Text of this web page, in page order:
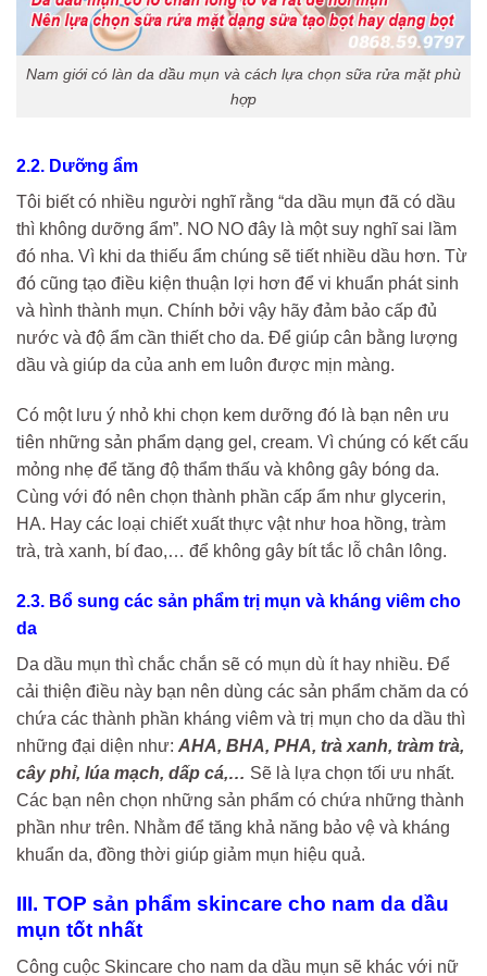
Nam giới có làn da dầu mụn và cách lựa chọn sữa rửa mặt phù
hợp
2.2. Dưỡng ẩm
Tôi biết có nhiều người nghĩ rằng “da dầu mụn đã có dầu
thì không dưỡng ẩm”. NO NO đây là một suy nghĩ sai lầm
đó nha. Vì khi da thiếu ẩm chúng sẽ tiết nhiều dầu hơn. Từ
đó cũng tạo điều kiện thuận lợi hơn để vi khuẩn phát sinh
và hình thành mụn. Chính bởi vậy hãy đảm bảo cấp đủ
nước và độ ẩm cần thiết cho da. Để giúp cân bằng lượng
dầu và giúp da của anh em luôn được mịn màng.
Có một lưu ý nhỏ khi chọn kem dưỡng đó là bạn nên ưu
tiên những sản phẩm dạng gel, cream. Vì chúng có kết cấu
mỏng nhẹ để tăng độ thẩm thấu và không gây bóng da.
Cùng với đó nên chọn thành phần cấp ẩm như glycerin,
HA. Hay các loại chiết xuất thực vật như hoa hồng, tràm
trà, trà xanh, bí đao,… để không gây bít tắc lỗ chân lông.
2.3. Bổ sung các sản phẩm trị mụn và kháng viêm cho
da
Da dầu mụn thì chắc chắn sẽ có mụn dù ít hay nhiều. Để
cải thiện điều này bạn nên dùng các sản phẩm chăm da có
chứa các thành phần kháng viêm và trị mụn cho da dầu thì
những đại diện như: AHA, BHA, PHA, trà xanh, tràm trà,
cây phỉ, lúa mạch, dấp cá,… Sẽ là lựa chọn tối ưu nhất.
Các bạn nên chọn những sản phẩm có chứa những thành
phần như trên. Nhằm để tăng khả năng bảo vệ và kháng
khuẩn da, đồng thời giúp giảm mụn hiệu quả.
III. TOP sản phẩm skincare cho nam da dầu
mụn tốt nhất
Công cuộc Skincare cho nam da dầu mụn sẽ khác với nữ